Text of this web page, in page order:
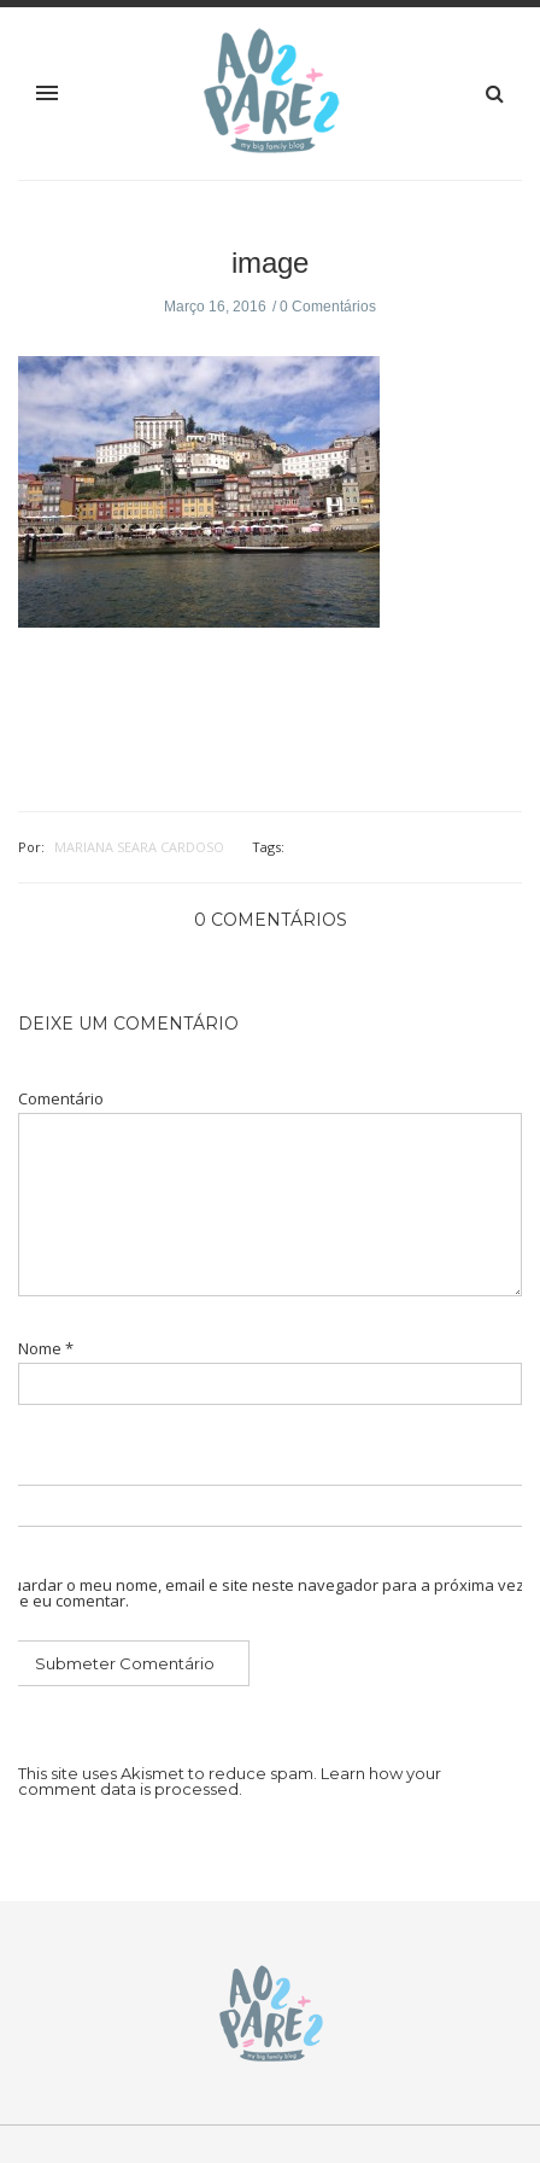
image
Março 16, 2016 0 Comentários
Por: MARIANA SEARA CARDOSO Tags:
0 COMENTÁRIOS
DEIXE UM COMENTÁRIO
Comentário
Nome *
Guardar o meu nome, email e site neste navegador para a próxima vez
que eu comentar.
This site uses Akismet to reduce spam. Learn how your
comment data is processed.